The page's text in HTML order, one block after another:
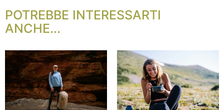
POTREBBE INTERESSARTI
ANCHE...